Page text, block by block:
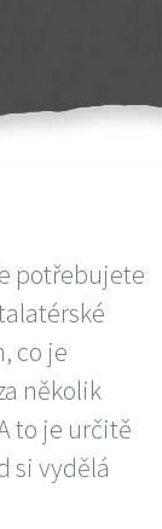
potřebujete
co je
několik
to je určitě
si vydělá